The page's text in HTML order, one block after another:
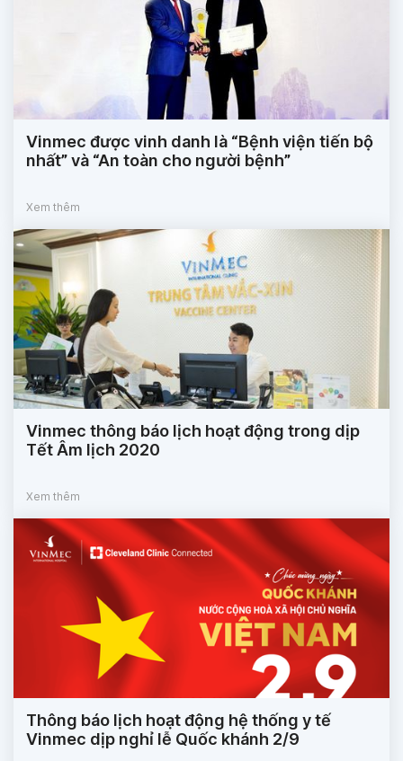
Vinmec được vinh danh là “Bệnh viện tiến bộ
nhất” và “An toàn cho người bệnh”
Xem thêm
Vinmec thông báo lịch hoạt động trong dịp
Tết Âm lịch 2020
Xem thêm
Thông báo lịch hoạt động hệ thống y tế
Vinmec dịp nghỉ lễ Quốc khánh 2/9